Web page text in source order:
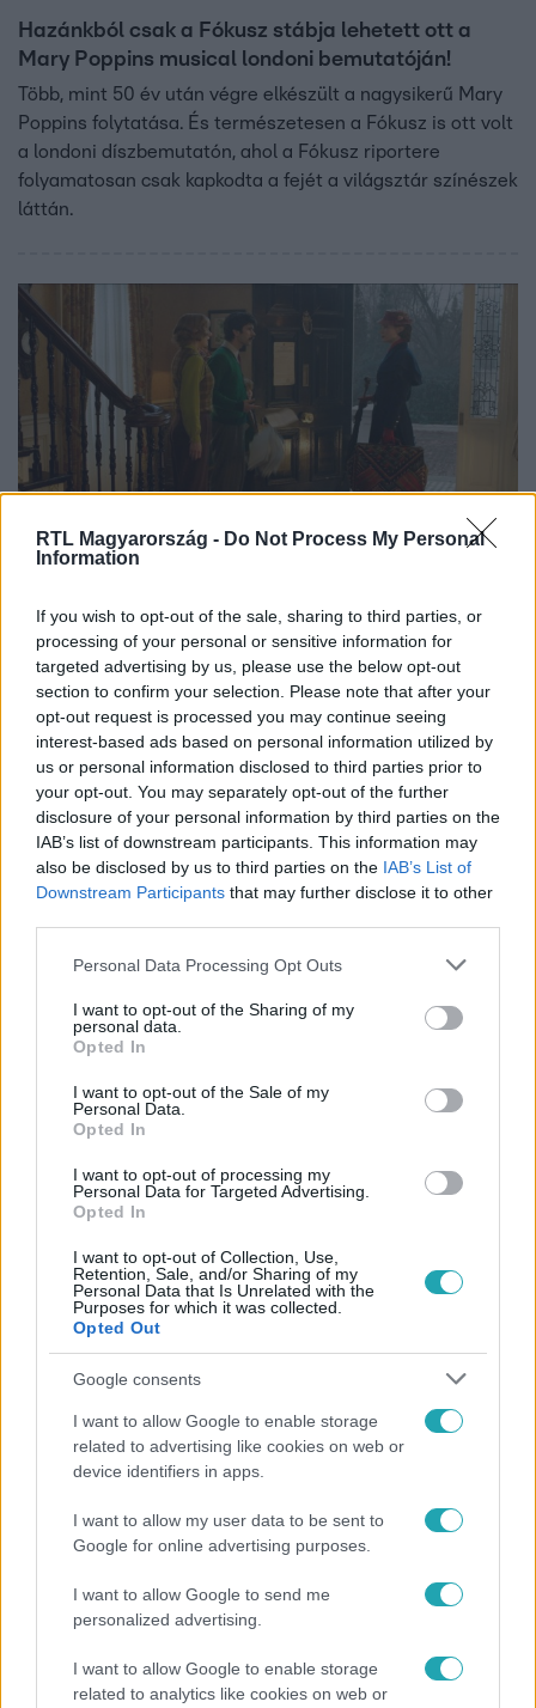
RTL Magyarország - Do Not Process My Personal
Information
If you wish to opt-out of the sale, sharing to third parties, or
processing of your personal or sensitive information for
targeted advertising by us, please use the below opt-out
section to confirm your selection. Please note that after your
opt-out request is processed you may continue seeing
interest-based ads based on personal information utilized by
us or personal information disclosed to third parties prior to
your opt-out. You may separately opt-out of the further
disclosure of your personal information by third parties on the
IAB’s list of downstream participants. This information may
also be disclosed by us to third parties on the IAB’s List of
Downstream Participants that may further disclose it to other
Please note that this website/app uses one or more Google
not limited to your visit or usage behaviour. You may click to
grant or deny consent to Google and its third-party tags to
use your data for below specified purposes in below Google
consent section.
Personal Data Processing Opt Outs
I want to opt-out of the Sharing of my
personal data.
Opted In
I want to opt-out of the Sale of my
Personal Data.
Opted In
I want to opt-out of processing my
Personal Data for Targeted Advertising.
Opted In
I want to opt-out of Collection, Use,
Retention, Sale, and/or Sharing of my
Personal Data that Is Unrelated with the
Purposes for which it was collected.
Opted Out
Google consents
I want to allow Google to enable storage
related to advertising like cookies on web or
device identifiers in apps.
I want to allow my user data to be sent to
Google for online advertising purposes.
I want to allow Google to send me
personalized advertising.
I want to allow Google to enable storage
related to analytics like cookies on web or
Hazánkból csak a Fókusz stábja lehetett ott a
Mary Poppins musical londoni bemutatóján!
Több, mint 50 év után végre elkészült a nagysikerű Mary
Poppins folytatása. És természetesen a Fókusz is ott volt
a londoni díszbemutatón, ahol a Fókusz riportere
folyamatosan csak kapkodta a fejét a világsztár színészek
láttán.
CinemaKlub
Lesd meg velünk Mary Poppins visszatérését!
Képeket, apró részleteket és természetesen egy-két
elcsepegtetett hírt már hallhattunk az ikonikus film
folytatásáról, most viszont itt az első, teljes trailer!
Nézzük!
2018. június 15. 14:45
Íme, a nagy Disney útmutató!
Ha már te sem tudod nyomon követni, hogy milyen
élőszereplős remake-ek készülnek a klasszikus Disney
mesékből egyet se félj, összeszedtük neked őket!
2018. március 7. 12:38
A Disney nagy klasszikussal tér vissza! Nézz bele!
A stúdió mostanság szereti újraéleszteni azokat a
legendás filmjeit, amelyek már évtizedekkel ezelőtt